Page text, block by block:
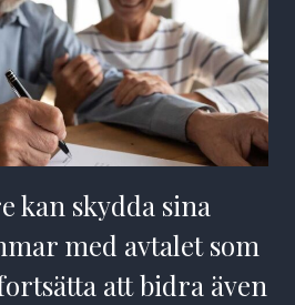
kan skydda sina
med avtalet som
att bidra även